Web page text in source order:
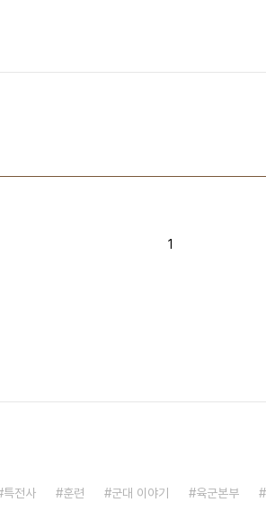
1
특전사 훈련 군대 이야기 육군본부